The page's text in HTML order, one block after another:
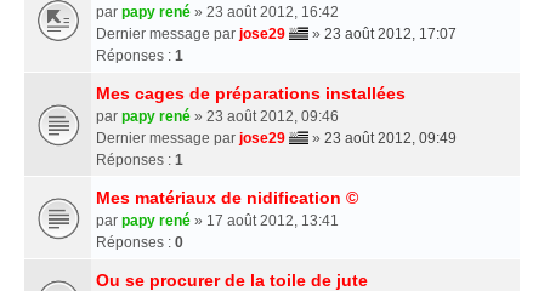
par papy rené » 23 août 2012, 16:42
Dernier message par jose29 » 23 août 2012, 17:07
Réponses : 1
Mes cages de préparations installées
par papy rené » 23 août 2012, 09:46
Dernier message par jose29 » 23 août 2012, 09:49
Réponses : 1
Mes matériaux de nidification ©
par papy rené » 17 août 2012, 13:41
Réponses : 0
Ou se procurer de la toile de jute